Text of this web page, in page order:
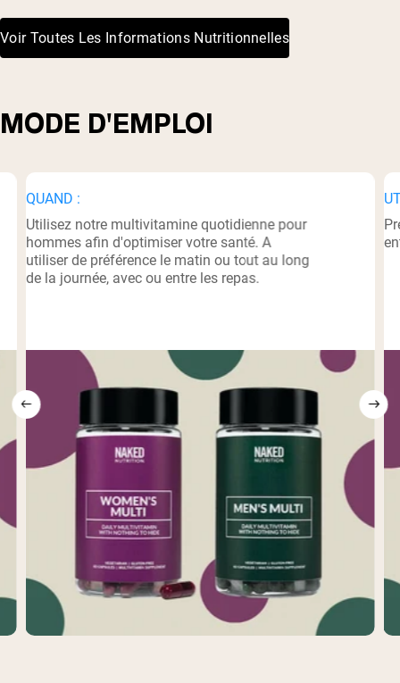
Voir Toutes Les Informations Nutritionnelles
MODE D'EMPLOI
QUAND :
Utilisez notre multivitamine quotidienne pour
hommes afin d'optimiser votre santé. A
utiliser de préférence le matin ou tout au long
de la journée, avec ou entre les repas.
Shipping Country: Language:
Acheter Maintenant